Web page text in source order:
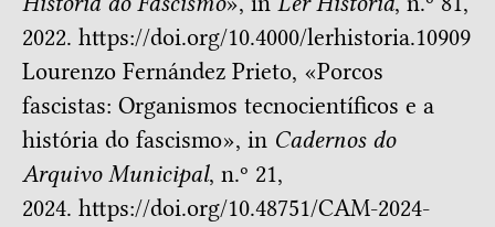
2022. https://doi.org/10.4000/lerhistoria.10909
Lourenzo Fernández Prieto, «Porcos
fascistas: Organismos tecnocientíficos e a
história do fascismo», in Cadernos do
Arquivo Municipal, n.º 21,
2024. https://doi.org/10.48751/CAM-2024-